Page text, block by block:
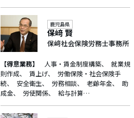
保﨑 賢
鹿児島県
保﨑社会保険労務士事務所
【得意業務】 人事・賃金制度構築
就業規
則作成
賃上げ
労働保険・社会保険手
続
安全衛生 労務相談 老齢年金
助
成金
労使関係 給与計算…